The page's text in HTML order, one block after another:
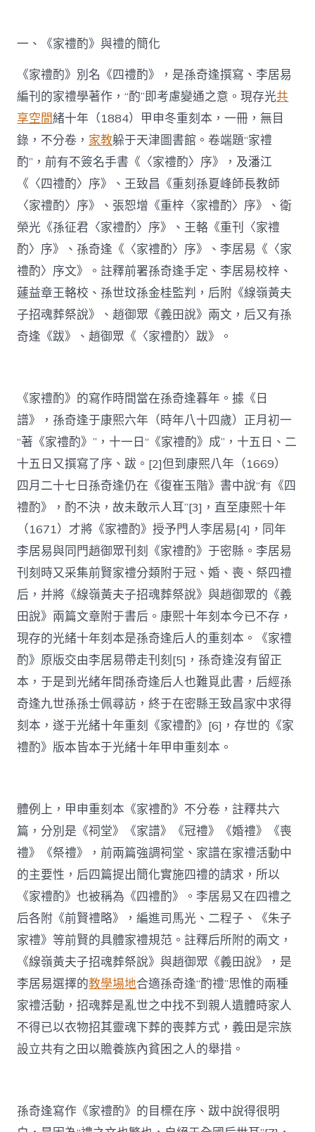
一、《家禮酌》與禮的簡化
《家禮酌》別名《四禮酌》，是孫奇逢撰寫、李居易
編刊的家禮學著作，“酌”即考慮變通之意。現存光共
享空間緒十年（1884）甲申冬重刻本，一冊，無目
錄，不分卷， 家教躲于天津圖書館。卷端題“家禮
酌”，前有不簽名手書《〈家禮酌〉序》，及潘江
《〈四禮酌〉序》、王致昌《重刻孫夏峰師長教師
〈家禮酌〉序》、張恕增《重梓〈家禮酌〉序》、衛
榮光《孫征君〈家禮酌〉序》、王輅《重刊〈家禮
酌〉序》、孫奇逢《〈家禮酌〉序》、李居易《〈家
禮酌〉序文》。註釋前署孫奇逢手定、李居易校梓、
蘧益章王輅校、孫世玟孫金桂監判，后附《線嶺黃夫
子招魂葬祭說》、趙御眾《義田說》兩文，后又有孫
奇逢《跋》、趙御眾《〈家禮酌〉跋》。
《家禮酌》的寫作時間當在孫奇逢暮年。據《日
譜》，孫奇逢于康熙六年（時年八十四歲）正月初一
“著《家禮酌》”，十一日“《家禮酌》成”，十五日、二
十五日又撰寫了序、跋。[2]但到康熙八年（1669）
四月二十七日孫奇逢仍在《復崔玉階》書中說“有《四
禮酌》，酌不決，故未敢示人耳”[3]，直至康熙十年
（1671）才將《家禮酌》授予門人李居易[4]，同年
李居易與同門趙御眾刊刻《家禮酌》于密縣。李居易
刊刻時又采集前賢家禮分類附于冠、婚、喪、祭四禮
后，并將《線嶺黃夫子招魂葬祭說》與趙御眾的《義
田說》兩篇文章附于書后。康熙十年刻本今已不存，
現存的光緒十年刻本是孫奇逢后人的重刻本。《家禮
酌》原版交由李居易帶走刊刻[5]，孫奇逢沒有留正
本，于是到光緒年間孫奇逢后人也難覓此書，后經孫
奇逢九世孫孫士佩尋訪，終于在密縣王致昌家中求得
刻本，遂于光緒十年重刻《家禮酌》[6]，存世的《家
禮酌》版本皆本于光緒十年甲申重刻本。
體例上，甲申重刻本《家禮酌》不分卷，註釋共六
篇，分別是《祠堂》《家譜》《冠禮》《婚禮》《喪
禮》《祭禮》，前兩篇強調祠堂、家譜在家禮活動中
的主要性，后四篇提出簡化實施四禮的請求，所以
《家禮酌》也被稱為《四禮酌》。李居易又在四禮之
后各附《前賢禮略》，編進司馬光、二程子、《朱子
家禮》等前賢的具體家禮規范。註釋后所附的兩文，
《線嶺黃夫子招魂葬祭說》與趙御眾《義田說》，是
李居易選擇的教學場地合適孫奇逢“酌禮”思惟的兩種
家禮活動，招魂葬是亂世之中找不到親人遺體時家人
不得已以衣物招其靈魂下葬的喪葬方式，義田是宗族
設立共有之田以贍養族內貧困之人的舉措。
孫奇逢寫作《家禮酌》的目標在序、跋中說得很明